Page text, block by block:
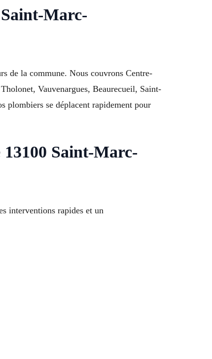
Marc-
de la commune. Nous couvrons Centre-
Vauvenargues, Beaurecueil, Saint-
plombiers se déplacent rapidement pour
13100 Saint-Marc-
interventions rapides et un